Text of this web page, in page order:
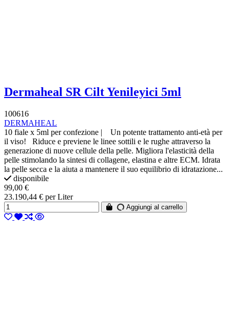
Dermaheal SR Cilt Yenileyici 5ml
100616
DERMAHEAL
10 fiale x 5ml per confezione | Un potente trattamento anti-età per
il viso! Riduce e previene le linee sottili e le rughe attraverso la
generazione di nuove cellule della pelle. Migliora l'elasticità della
pelle stimolando la sintesi di collagene, elastina e altre ECM. Idrata
la pelle secca e la aiuta a mantenere il suo equilibrio di idratazione...
disponibile
99,00 €
23.190,44 € per Liter
Aggiungi al carrello